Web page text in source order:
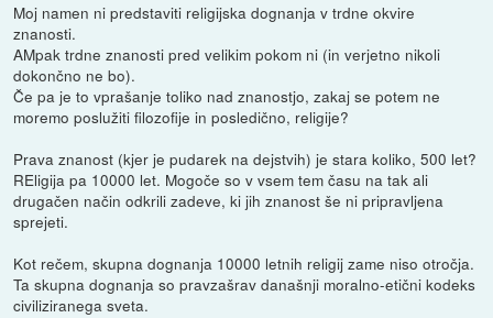
Moj namen ni predstaviti religijska dognanja v trdne okvire
znanosti.
AMpak trdne znanosti pred velikim pokom ni (in verjetno nikoli
dokončno ne bo).
Če pa je to vprašanje toliko nad znanostjo, zakaj se potem ne
moremo poslužiti filozofije in posledično, religije?
Prava znanost (kjer je pudarek na dejstvih) je stara koliko, 500 let?
REligija pa 10000 let. Mogoče so v vsem tem času na tak ali
drugačen način odkrili zadeve, ki jih znanost še ni pripravljena
sprejeti.
Kot rečem, skupna dognanja 10000 letnih religij zame niso otročja.
Ta skupna dognanja so pravzašrav današnji moralno-etični kodeks
civiliziranega sveta.